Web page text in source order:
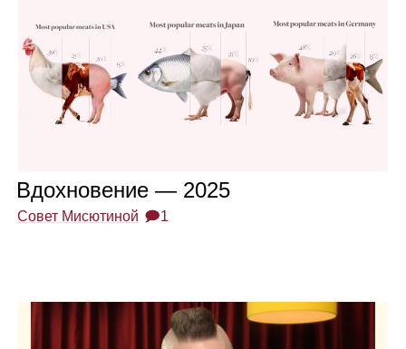
Вдох­но­ве­ние — 2025
Совет Мисютиной 🗩1